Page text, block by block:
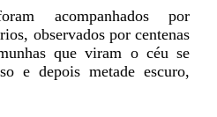
acompanhados por
observados por centenas
que viram o céu se
e depois metade escuro,